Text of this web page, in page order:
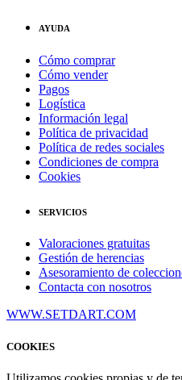
AYUDA
Cómo comprar
Cómo vender
Pagos
Logística
Información legal
Política de privacidad
Política de redes sociales
Condiciones de compra
Cookies
SERVICIOS
Valoraciones gratuitas
Gestión de herencias
Asesoramiento de
Contacta con nosotros
WWW.SETDART.COM
COOKIES